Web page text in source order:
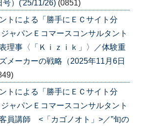
号）('25/11/26) (0851)
トによる「勝手にＥＣサイト分
ャパンＥコマースコンサルタント
理事〈「Ｋｉｚｉｋ」〉／体験重
メーカーの戦略（2025年11月6日
トによる「勝手にＥＣサイト分
ャパンＥコマースコンサルタント
員講師 <「カゴノオト」>／”旬の